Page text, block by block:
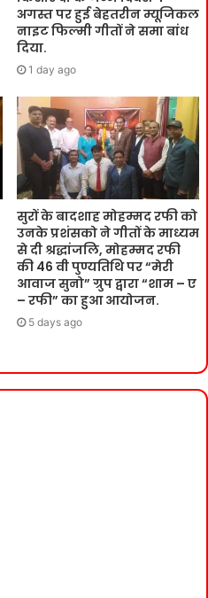
अगस्त पर हुई बेहतरीन म्यूजिकल
नाइट फिल्मी गीतों ने समा बांध
दिया.
1 day ago
सुरों के बादशाह मोहम्मद रफी को
उनके प्रशंसको ने गीतों के माध्यम
से दी श्रद्धांजलि, मोहम्मद रफी
की 46 वी पुण्यतिथि पर “मेरी
आवाज सुनो” ग्रुप द्वारा “शाम – ए
– रफी” का हुआ आयोजन.
5 days ago